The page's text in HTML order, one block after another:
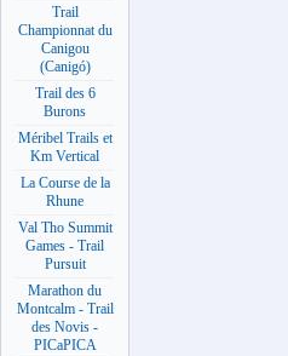
Trail
Championnat du
Canigou
(Canigó)
Trail des 6
Burons
Méribel Trails et
Km Vertical
La Course de la
Rhune
Val Tho Summit
Games - Trail
Pursuit
Marathon du
Montcalm - Trail
des Novis -
PICaPICA